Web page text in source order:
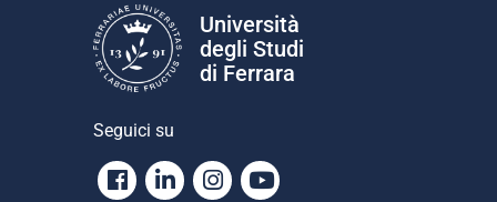
Università
degli Studi
di Ferrara
Seguici su
Facebook
LinkedinInstagram
Youtube